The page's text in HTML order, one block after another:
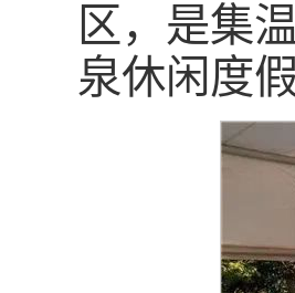
区，是集
泉休闲度